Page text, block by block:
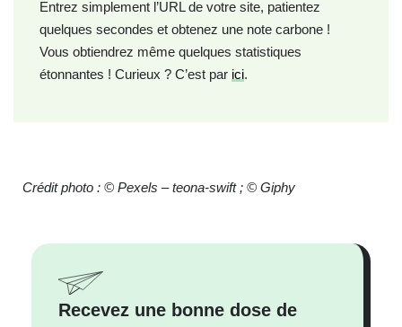
Entrez simplement l’URL de votre site, patientez
quelques secondes et obtenez une note carbone !
Vous obtiendrez même quelques statistiques
étonnantes ! Curieux ? C’est par ici.
Crédit photo : © Pexels – teona-swift ; © Giphy
Recevez une bonne dose de